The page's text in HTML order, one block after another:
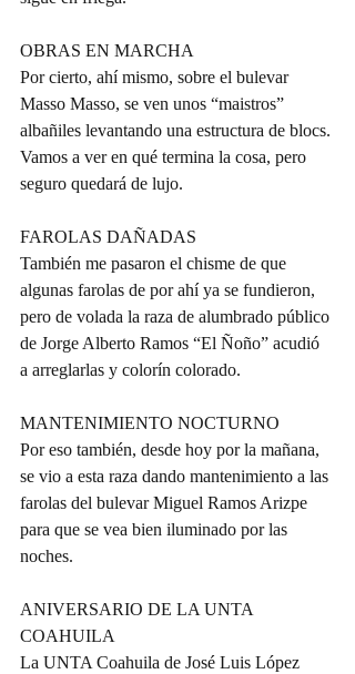
OBRAS EN MARCHA
Por cierto, ahí mismo, sobre el bulevar
Masso Masso, se ven unos “maistros”
albañiles levantando una estructura de blocs.
Vamos a ver en qué termina la cosa, pero
seguro quedará de lujo.
FAROLAS DAÑADAS
También me pasaron el chisme de que
algunas farolas de por ahí ya se fundieron,
pero de volada la raza de alumbrado público
de Jorge Alberto Ramos “El Ñoño” acudió
a arreglarlas y colorín colorado.
MANTENIMIENTO NOCTURNO
Por eso también, desde hoy por la mañana,
se vio a esta raza dando mantenimiento a las
farolas del bulevar Miguel Ramos Arizpe
para que se vea bien iluminado por las
noches.
ANIVERSARIO DE LA UNTA
COAHUILA
La UNTA Coahuila de José Luis López